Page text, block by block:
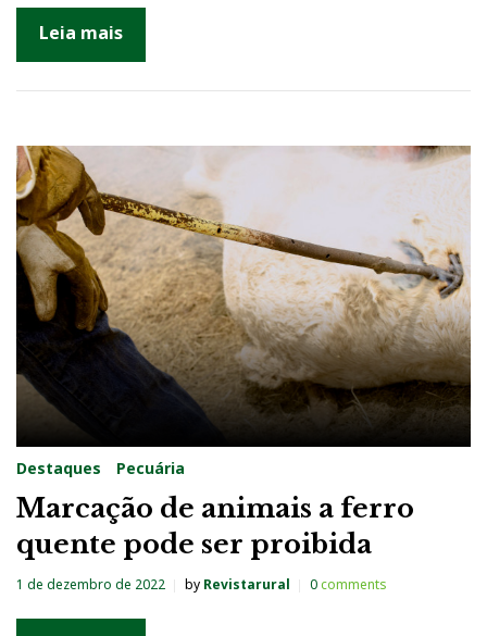
Leia mais
Destaques Pecuária
Marcação de animais a ferro
quente pode ser proibida
1 de dezembro de 2022 by Revistarural 0comments